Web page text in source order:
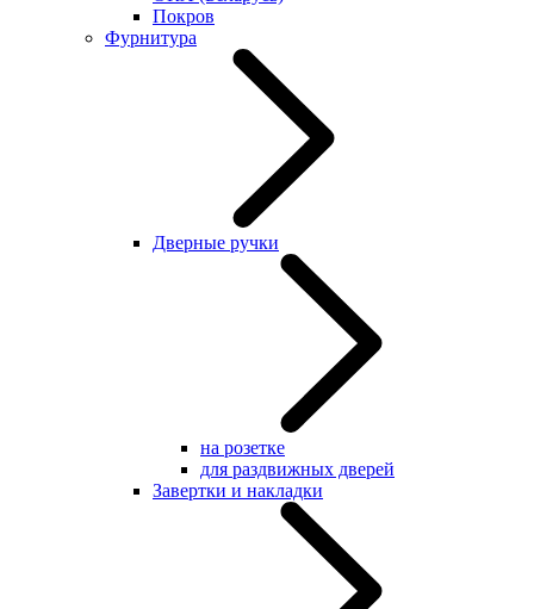
Покров
Фурнитура
Дверные ручки
на розетке
для раздвижных дверей
Завертки и накладки